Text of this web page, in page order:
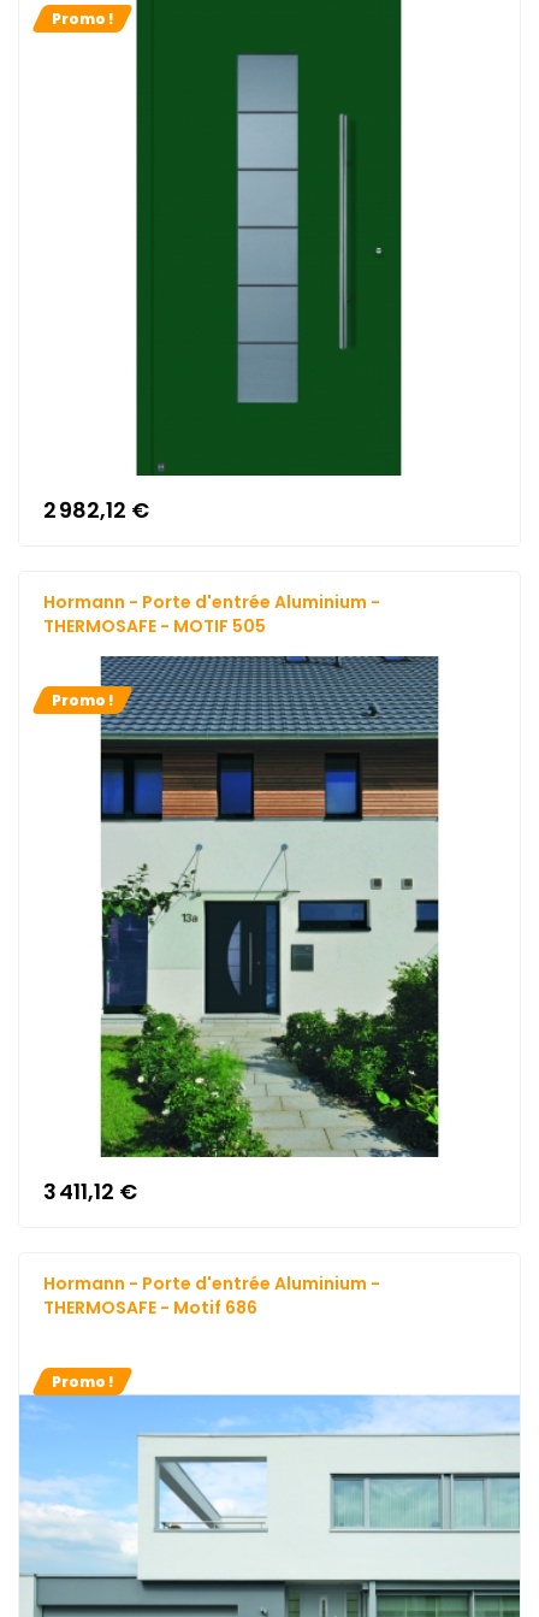
Promo !
2 982,12 €
Hormann - Porte d'entrée Aluminium -
THERMOSAFE - MOTIF 505
Promo !
3 411,12 €
Hormann - Porte d'entrée Aluminium -
THERMOSAFE - Motif 686
Promo !